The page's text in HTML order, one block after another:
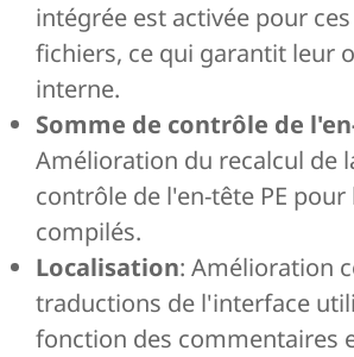
intégrée est activée pour
fichiers, ce qui garantit leur
interne.
Somme de contrôle de
Amélioration du recalcul de
contrôle de l'en-tête PE
compilés.
Localisation: Amélioration
traductions de l'interface
fonction des commentaires